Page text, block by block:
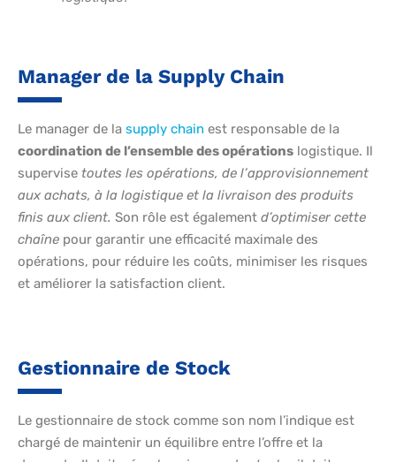
Manager de la Supply Chain
Le manager de la supply chain est responsable de la
coordination de l’ensemble des opérations logistique. Il
supervise toutes les opérations, de l’approvisionnement
aux achats, à la logistique et la livraison des produits
finis aux client. Son rôle est également d’optimiser cette
chaîne pour garantir une efficacité maximale des
opérations, pour réduire les coûts, minimiser les risques
et améliorer la satisfaction client.
Gestionnaire de Stock
Le gestionnaire de stock comme son nom l’indique est
chargé de maintenir un équilibre entre l’offre et la